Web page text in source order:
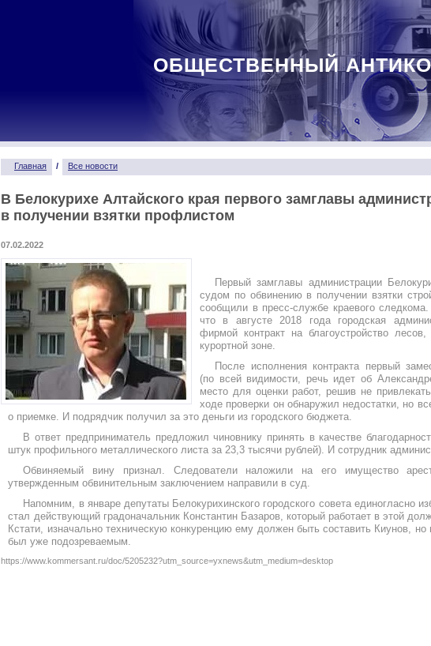
ОБЩЕСТВЕННЫЙ
Главная / Все новости
В Белокурихе Алтайского края первого замглавы
в получении взятки профлистом
07.02.2022
Первый замглавы администрации
судом по обвинению в получении взятки
сообщили в пресс-службе краевого
что в августе 2018 года городская
фирмой контракт на благоустройство
курортной зоне.
После исполнения контракта первый
(по всей видимости, речь идет об
место для оценки работ, решив не
ходе проверки он обнаружил недостатки, но
о приемке. И подрядчик получил за это деньги из городского бюджета.
В ответ предприниматель предложил чиновнику принять в качестве
штук профильного металлического листа за 23,3 тысячи рублей). И сотрудник
Обвиняемый вину признал. Следователи наложили на его имущество
утвержденным обвинительным заключением направили в суд.
Напомним, в январе депутаты Белокурихинского городского совета единогласно
стал действующий градоначальник Константин Базаров, который работает в этой
Кстати, изначально техническую конкуренцию ему должен быть составить Киунов, но
был уже подозреваемым.
https://www.kommersant.ru/doc/5205232?utm_source=yxnews&utm_medium=desktop